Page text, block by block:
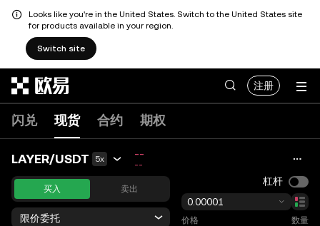
Looks like you're in the United States. Switch to the United States site
for products available in your region.
Switch site
注册
闪兑 现货 合约 期权
LAYER/USDT 5x --
--
买入 卖出
限价委托
杠杆
0.00001
价格
数量